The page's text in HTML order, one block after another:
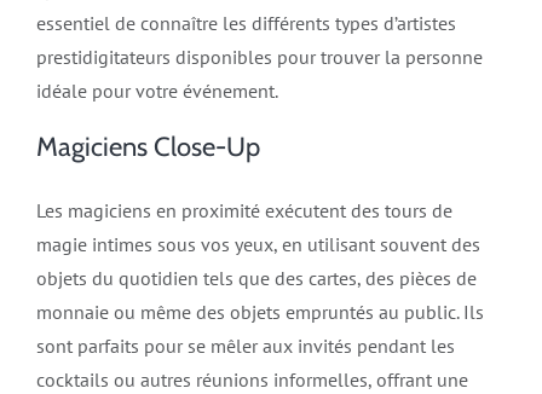
essentiel de connaître les différents types d’artistes
prestidigitateurs disponibles pour trouver la personne
idéale pour votre événement.
Magiciens Close-Up
Les magiciens en proximité exécutent des tours de
magie intimes sous vos yeux, en utilisant souvent des
objets du quotidien tels que des cartes, des pièces de
monnaie ou même des objets empruntés au public. Ils
sont parfaits pour se mêler aux invités pendant les
cocktails ou autres réunions informelles, offrant une